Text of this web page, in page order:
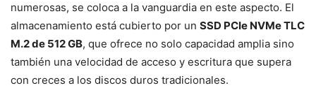
numerosas, se coloca a la vanguardia en este aspecto. El
almacenamiento está cubierto por un SSD PCIe NVMe TLC
M.2 de 512 GB, que ofrece no solo capacidad amplia sino
también una velocidad de acceso y escritura que supera
con creces a los discos duros tradicionales.